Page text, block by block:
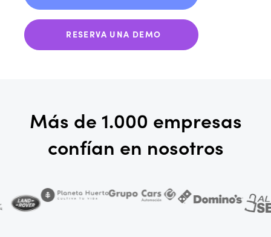
RESERVA UNA DEMO
Más de 1.000 empresas
confían en nosotros